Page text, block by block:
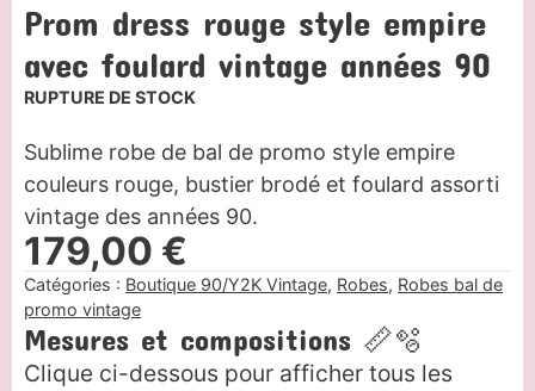
Prom dress rouge style empire
avec foulard vintage années 90
179,00 €
Sublime robe de bal de promo style empire
couleurs rouge, bustier brodé et foulard assorti
vintage des années 90.
Mesures et compositions 📏🫧
Clique ci-dessous pour afficher tous les
RUPTURE DE STOCK
Catégories : Boutique 90/Y2K Vintage, Robes, Robes bal de
promo vintage